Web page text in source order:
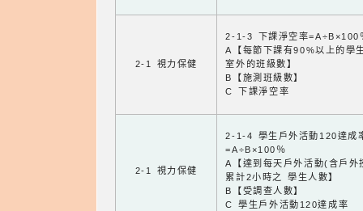
2-1 視力保健
2-1-3 下課淨空率=A÷B×100
A【每節下課有90%以上的學
室外的班級數】
B【施測班級數】
C 下課淨空率
2-1 視力保健
2-1-4 學生戶外活動120達成
=A÷B×100％
A【達到每天戶外活動(含戶外
累計2小時之 學生人數】
B【受調查人數】
C 學生戶外活動120達成率